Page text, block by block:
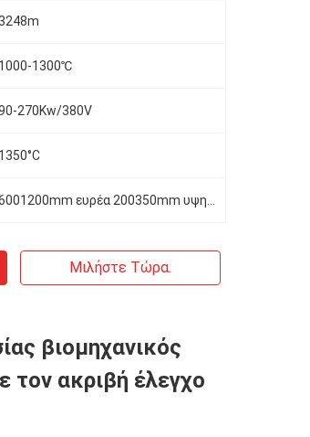
1000-1300℃
270Kw/380V
1350°C
Μιλήστε Τώρα.
βιομηχανικός
τον ακριβή έλεγχο